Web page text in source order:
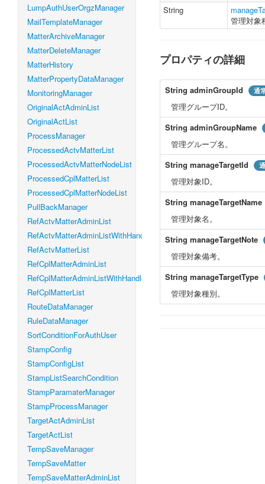
LumpAuthUserOrgzManager
MailTemplateManager
MatterArchiveManager
MatterDeleteManager
MatterHistory
MatterPropertyDataManager
MonitoringManager
OriginalActAdminList
OriginalActList
ProcessManager
ProcessedActvMatterList
ProcessedActvMatterNodeList
ProcessedCplMatterList
ProcessedCplMatterNodeList
PullBackManager
RefActvMatterAdminList
RefActvMatterAdminListWithHandleLevel
RefActvMatterList
RefCplMatterAdminList
RefCplMatterAdminListWithHandleLevel
RefCplMatterList
RouteDataManager
RuleDataManager
SortConditionForAuthUser
StampConfig
StampConfigList
StampListSearchCondition
StampParamaterManager
StampProcessManager
TargetActAdminList
TargetActList
TempSaveManager
TempSaveMatter
TempSaveMatterAdminList
String
管理対象
プロパティの詳細
String adminGroupId 通
管理グループID。
String adminGroupName
管理グループ名。
String manageTargetId
管理対象ID。
String manageTargetName
管理対象名。
String manageTargetNote
管理対象備考。
String manageTargetType
管理対象種別。